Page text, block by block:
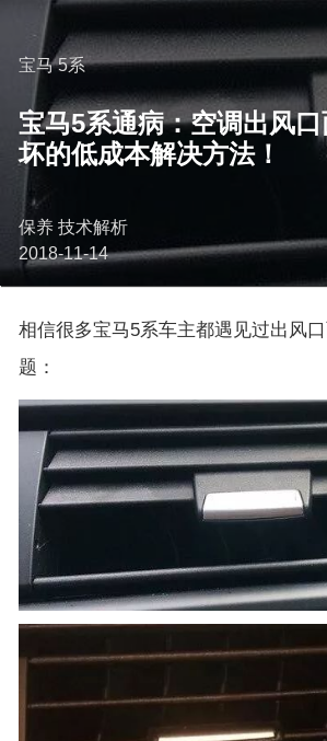
宝马 5系
宝马5系通病：空调出风
坏的低成本解决方法！
保养 技术解析
2018-11-14
相信很多宝马5系车主都遇见过出风
题：